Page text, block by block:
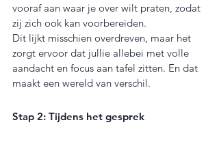
vooraf aan waar je over wilt praten, zodat
zij zich ook kan voorbereiden.
Dit lijkt misschien overdreven, maar het
zorgt ervoor dat jullie allebei met volle
aandacht en focus aan tafel zitten. En dat
maakt een wereld van verschil.
Stap 2: Tijdens het gesprek